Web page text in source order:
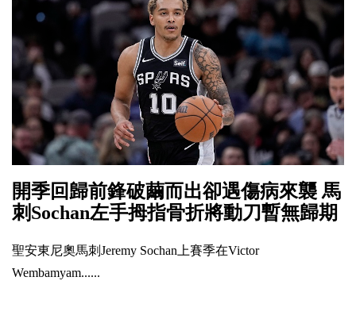
開季回歸前鋒破繭而出卻遇傷病來襲 馬
刺Sochan左手拇指骨折將動刀暫無歸期
聖安東尼奧馬刺Jeremy Sochan上賽季在Victor
Wembamyam......